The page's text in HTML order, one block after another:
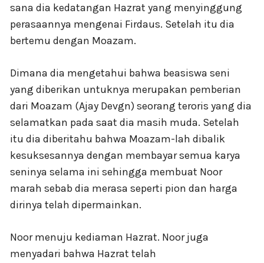
sana dia kedatangan Hazrat yang menyinggung
perasaannya mengenai Firdaus. Setelah itu dia
bertemu dengan Moazam.
Dimana dia mengetahui bahwa beasiswa seni
yang diberikan untuknya merupakan pemberian
dari Moazam (Ajay Devgn) seorang teroris yang dia
selamatkan pada saat dia masih muda. Setelah
itu dia diberitahu bahwa Moazam-lah dibalik
kesuksesannya dengan membayar semua karya
seninya selama ini sehingga membuat Noor
marah sebab dia merasa seperti pion dan harga
dirinya telah dipermainkan.
Noor menuju kediaman Hazrat. Noor juga
menyadari bahwa Hazrat telah